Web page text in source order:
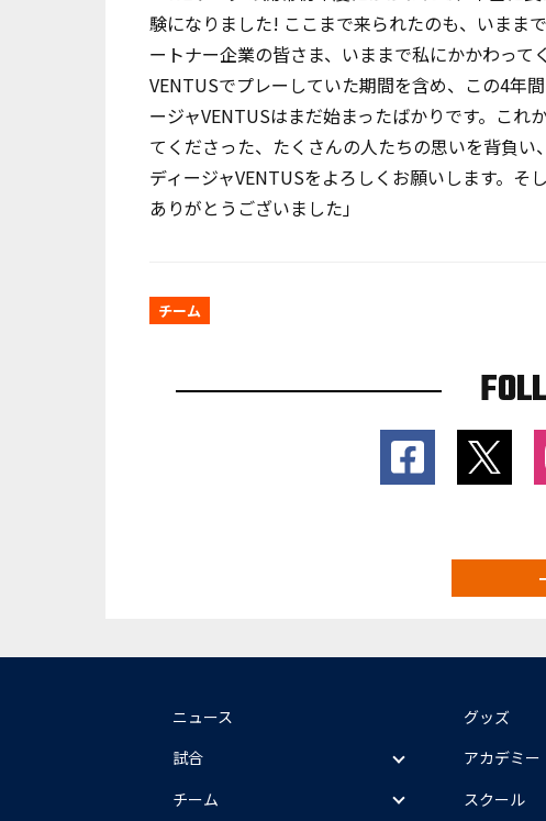
験になりました! ここまで来られたのも、いまま
ートナー企業の皆さま、いままで私にかかわっ
VENTUSでプレーしていた期間を含め、この4年
ージャVENTUSはまだ始まったばかりです。これ
てくださった、たくさんの人たちの思いを背負
ディージャVENTUSをよろしくお願いします。そ
ありがとうございました」
チーム
ニュース
試合
チーム
グッズ
アカデミー
スクール